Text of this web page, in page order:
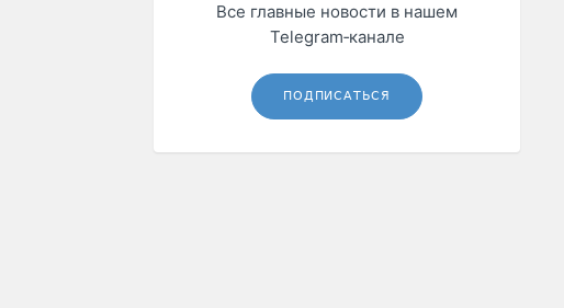
Все главные новости в нашем
Telegram‑канале
ПОДПИСАТЬСЯ